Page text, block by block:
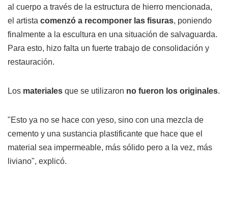
al cuerpo a través de la estructura de hierro mencionada,
el artista comenzó a recomponer las fisuras, poniendo
finalmente a la escultura en una situación de salvaguarda.
Para esto, hizo falta un fuerte trabajo de consolidación y
restauración.
Los materiales que se utilizaron no fueron los originales.
"Esto ya no se hace con yeso, sino con una mezcla de
cemento y una sustancia plastificante que hace que el
material sea impermeable, más sólido pero a la vez, más
liviano", explicó.